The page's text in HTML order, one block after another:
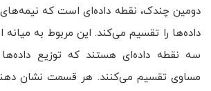
دومین ‌چندک، نقطه داده‌ای است که نیمه‌های
داده‌ها را تقسیم می‌کند. این مربوط به
سه نقطه داده‌ای هستند که توزیع
مساوی تقسیم می‌کنند. هر قسمت نشان